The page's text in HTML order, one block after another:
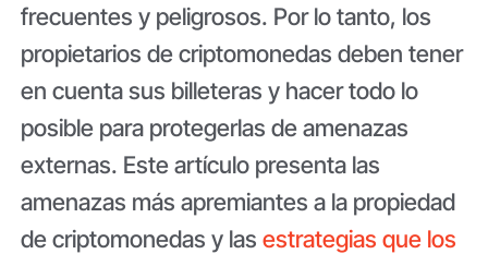
frecuentes y peligrosos. Por lo tanto, los
propietarios de criptomonedas deben tener
en cuenta sus billeteras y hacer todo lo
posible para protegerlas de amenazas
externas. Este artículo presenta las
amenazas más apremiantes a la propiedad
de criptomonedas y lasestrategias que los